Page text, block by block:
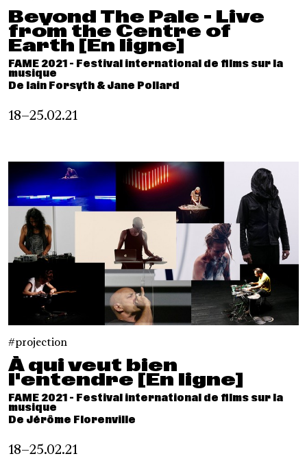
Beyond The Pale - Live
from the Centre of
Earth [En ligne]
FAME 2021 - Festival international de films sur la
musique
De Iain Forsyth & Jane Pollard
18–25.02.21
projection
À qui veut bien
l'entendre [En ligne]
FAME 2021 - Festival international de films sur la
musique
De Jérôme Florenville
18–25.02.21